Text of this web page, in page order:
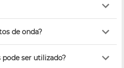
de onda?
ser utilizado?